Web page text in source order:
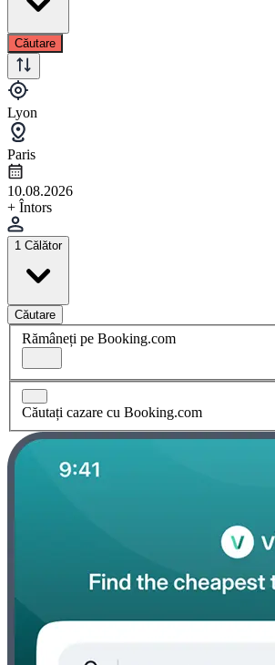
Căutare
Lyon
Paris
10.08.2026
+ Întors
1 Călător
Căutare
Rămâneți pe Booking.com
Căutați cazare cu Booking.com